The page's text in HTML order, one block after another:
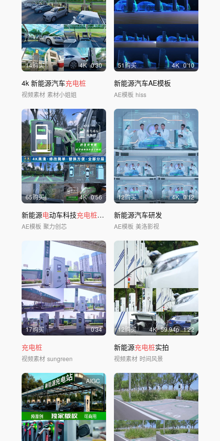
14购买 4K 0'30
4k 新能源汽车充电桩
视频素材 素材小姐姐
51购买 4K 0'10
新能源汽车AE模板
AE模板 hiss
65购买 4K 0'56
新能源电动车科技充电桩AE模板
AE模板 聚力创芯
12购买 4K 0'12
新能源汽车研发
AE模板 美洛影视
17购买 0'34
充电桩
视频素材 sungreen
12购买 4K 59.94p 1'22
新能源充电桩实拍
视频素材 时间风景
AIGC